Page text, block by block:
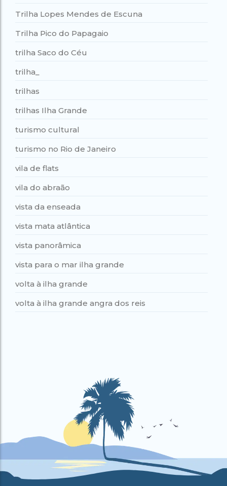
Trilha Lopes Mendes de Escuna
Trilha Pico do Papagaio
trilha Saco do Céu
trilha_
trilhas
trilhas Ilha Grande
turismo cultural
turismo no Rio de Janeiro
vila de flats
vila do abraão
vista da enseada
vista mata atlântica
vista panorâmica
vista para o mar ilha grande
volta à ilha grande
volta à ilha grande angra dos reis